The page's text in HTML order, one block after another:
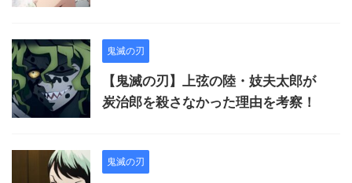
鬼滅の刃
【鬼滅の刃】上弦の陸・妓夫太郎が
炭治郎を殺さなかった理由を考察！
鬼滅の刃